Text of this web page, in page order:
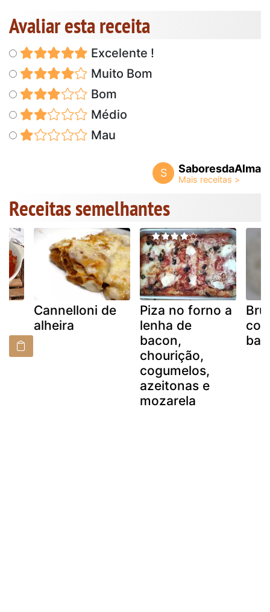
Avaliar esta receita
Excelente !
Muito Bom
Bom
Médio
Mau
S SaboresdaAlma
Receitas semelhantes
Cannelloni de
alheira
Piza no forno a
lenha de
bacon,
chourição,
cogumelos,
azeitonas e
mozarela